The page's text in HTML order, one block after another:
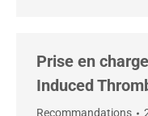
Prise en
Induced
Recommandations